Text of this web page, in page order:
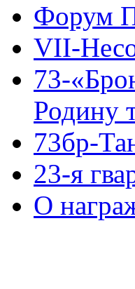
Форум
VII-
73-
Родину
73бр-
23-я
О